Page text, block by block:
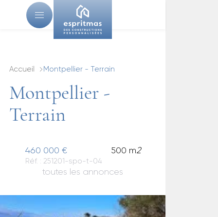
Accueil Montpellier - Terrain
Montpellier -
Terrain
460 000 € 500 m2
Réf. : 251201-spo-t-04
toutes les annonces